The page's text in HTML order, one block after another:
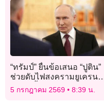
“ทรัมป์” ยื่นข้อเสนอ “ปูติน”
ช่วยดับไฟสงครามยูเครน
รัสเซียย้ำสิทธิเหนือดอนบาส
5 กรกฎาคม 2569 8:39 น.